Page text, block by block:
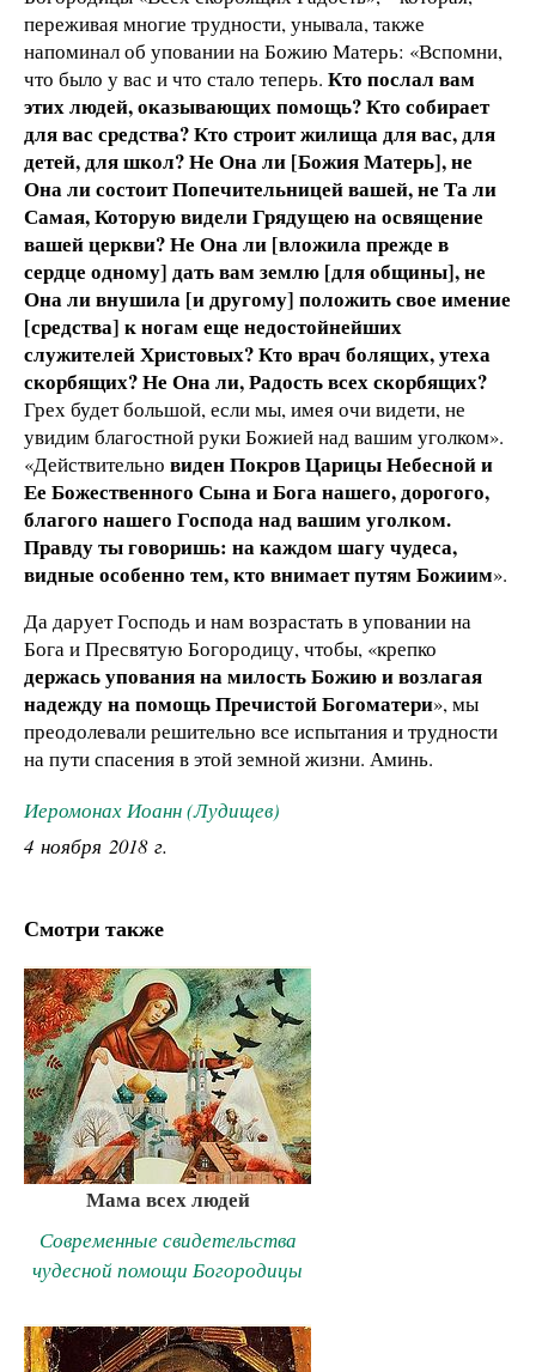
переживая многие трудности, унывала, также
напоминал об уповании на Божию Матерь: «Вспомни,
что было у вас и что стало теперь. Кто послал вам
этих людей, оказывающих помощь? Кто собирает
для вас средства? Кто строит жилища для вас, для
детей, для школ? Не Она ли [Божия Матерь], не
Она ли состоит Попечительницей вашей, не Та ли
Самая, Которую видели Грядущею на освящение
вашей церкви? Не Она ли [вложила прежде в
сердце одному] дать вам землю [для общины], не
Она ли внушила [и другому] положить свое имение
[средства] к ногам еще недостойнейших
служителей Христовых? Кто врач болящих, утеха
скорбящих? Не Она ли, Радость всех скорбящих?
Грех будет большой, если мы, имея очи видети, не
увидим благостной руки Божией над вашим уголком».
«Действительно виден Покров Царицы Небесной и
Ее Божественного Сына и Бога нашего, дорогого,
благого нашего Господа над вашим уголком.
Правду ты говоришь: на каждом шагу чудеса,
видные особенно тем, кто внимает путям Божиим».
Да дарует Господь и нам возрастать в уповании на
Бога и Пресвятую Богородицу, чтобы, «крепко
держась упования на милость Божию и возлагая
надежду на помощь Пречистой Богоматери», мы
преодолевали решительно все испытания и трудности
на пути спасения в этой земной жизни. Аминь.
Иеромонах Иоанн (Лудищев)
4 ноября 2018 г.
Смотри также
Мама всех людей
Современные свидетельства
чудесной помощи Богородицы